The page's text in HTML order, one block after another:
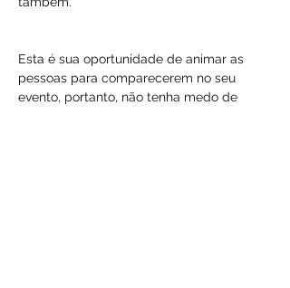
Esta é sua oportunidade de animar as
pessoas para comparecerem no seu
evento, portanto, não tenha medo de